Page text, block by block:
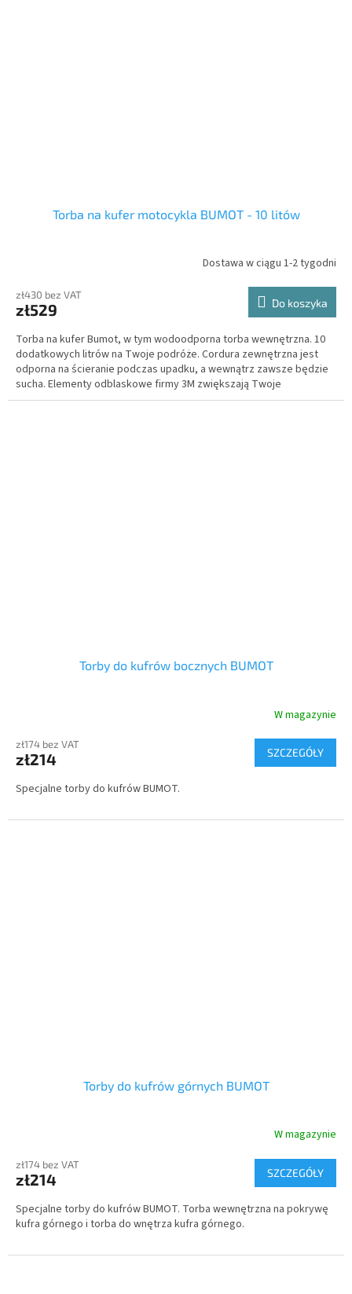
Torba na kufer motocykla BUMOT - 10 litów
Dostawa w ciągu 1-2 tygodni
zł430 bez VAT
zł529 Do koszyka
Torba na kufer Bumot, w tym wodoodporna torba wewnętrzna. 10
dodatkowych litrów na Twoje podróże. Cordura zewnętrzna jest
odporna na ścieranie podczas upadku, a wewnątrz zawsze będzie
sucha. Elementy odblaskowe firmy 3M zwiększają Twoje
bezpieczeństwo, zawsze będziesz lepiej widzieć w deszczu, we
Torby do kufrów bocznych BUMOT
W magazynie
zł174 bez VAT
zł214 SZCZEGÓŁY
Specjalne torby do kufrów BUMOT.
Torby do kufrów górnych BUMOT
W magazynie
zł174 bez VAT
zł214 SZCZEGÓŁY
Specjalne torby do kufrów BUMOT. Torba wewnętrzna na pokrywę
kufra górnego i torba do wnętrza kufra górnego.